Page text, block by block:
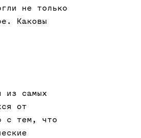
не только
Каковы
⁠из самых
от
с тем, что